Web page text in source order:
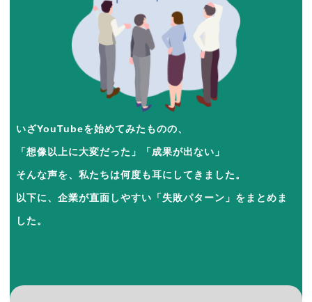
いざYouTubeを始めてみたものの、
「想像以上に大変だった」「成果が出ない」
そんな声を、私たちは何度も耳にしてきました。
以下に、企業が直面しやすい「失敗パターン」をまとめま
した。